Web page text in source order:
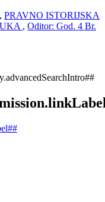
PRAVNO ISTORIJSKA
, Oditor: God. 4 Br.